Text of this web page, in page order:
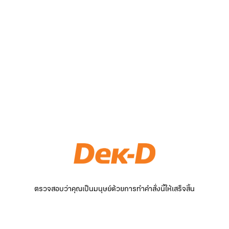
ตรวจสอบว่าคุณเป็นมนุษย์ด้วยการทำคำสั่งนี้ให้เสร็จสิ้น